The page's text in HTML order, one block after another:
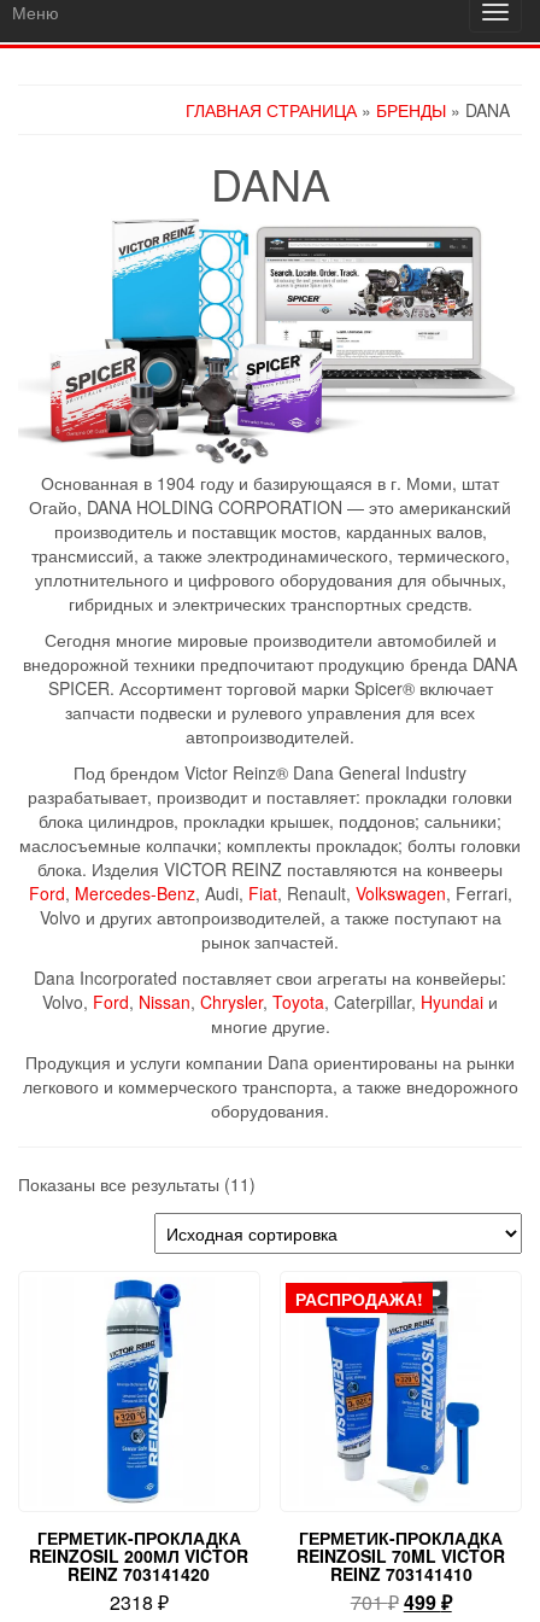
Меню
ГЛАВНАЯ СТРАНИЦА» БРЕНДЫ » DANA
DANA
Основанная в 1904 году и базирующаяся в г. Моми, штат
Огайо, DANA HOLDING CORPORATION — это американский
производитель и поставщик мостов, карданных валов,
трансмиссий, а также электродинамического, термического,
уплотнительного и цифрового оборудования для обычных,
гибридных и электрических транспортных средств.
Сегодня многие мировые производители автомобилей и
внедорожной техники предпочитают продукцию бренда DANA
SPICER. Ассортимент торговой марки Spicer® включает
запчасти подвески и рулевого управления для всех
автопроизводителей.
Под брендом Victor Reinz® Dana General Industry
разрабатывает, производит и поставляет: прокладки головки
блока цилиндров, прокладки крышек, поддонов; сальники;
маслосъемные колпачки; комплекты прокладок; болты головки
блока. Изделия VICTOR REINZ поставляются на конвееры
Ford, Mercedes-Benz, Audi, Fiat, Renault, Volkswagen, Ferrari,
Volvo и других автопроизводителей, а также поступают на
рынок запчастей.
Dana Incorporated поставляет свои агрегаты на конвейеры:
Volvo, Ford, Nissan, Chrysler, Toyota, Caterpillar, Hyundai и
многие другие.
Продукция и услуги компании Dana ориентированы на рынки
легкового и коммерческого транспорта, а также внедорожного
оборудования.
Показаны все результаты (11)
ГЕРМЕТИК-ПРОКЛАДКА
REINZOSIL 200МЛ VICTOR
REINZ 703141420
2318 ₽
РАСПРОДАЖА!
ГЕРМЕТИК-ПРОКЛАДКА
REINZOSIL 70ML VICTOR
REINZ 703141410
701₽499₽Текущая